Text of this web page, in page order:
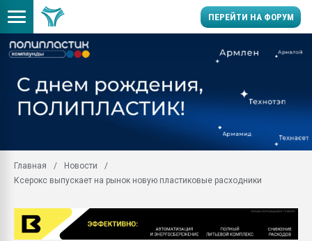
ПЕРЕЙТИ НА ФОРУМ
пластмасс
ситуацией на
Продам отходы
Главная
Новости
Ксерокс выпускает на рынок новую пластиковые расходники